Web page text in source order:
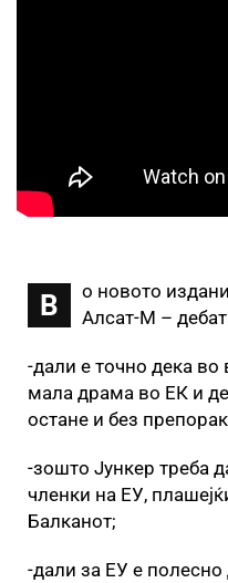
В
о новото
Алсат-М –
-дали е точно дека во
мала драма во ЕК и
остане и без
-зошто Јункер треба
членки на ЕУ,
Балканот;
-дали за ЕУ е